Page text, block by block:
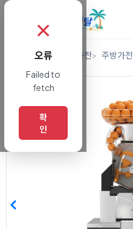
렌탈 디지털/가전 주방가전
✗
오류
Failed to
fetch
확
인